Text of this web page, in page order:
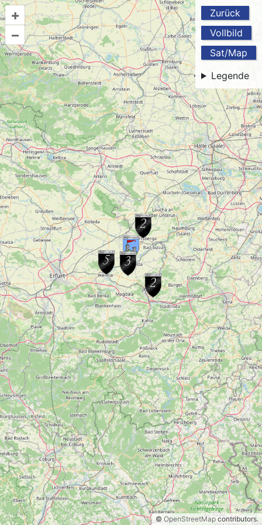
Zurück
Vollbild
Sat/Map
Legende
+
–
©OpenStreetMapcontributors.